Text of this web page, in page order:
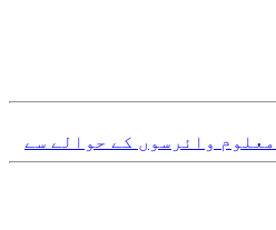
وائرسوں کے حوالے سے